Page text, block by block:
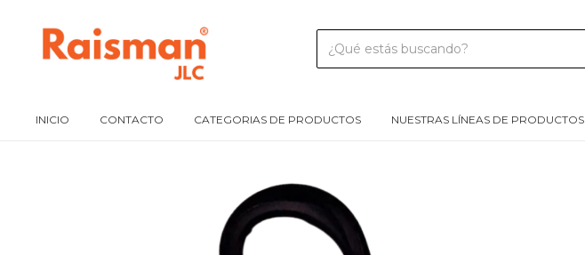
INICIO CONTACTO CATEGORIAS DE PRODUCTOS NUESTRAS LÍNEAS DE PRODUCTOS